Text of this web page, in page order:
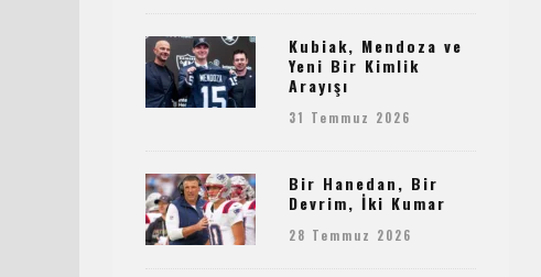
Kubiak, Mendoza ve
Yeni Bir Kimlik
Arayışı
31 Temmuz 2026
Bir Hanedan, Bir
Devrim, İki Kumar
28 Temmuz 2026